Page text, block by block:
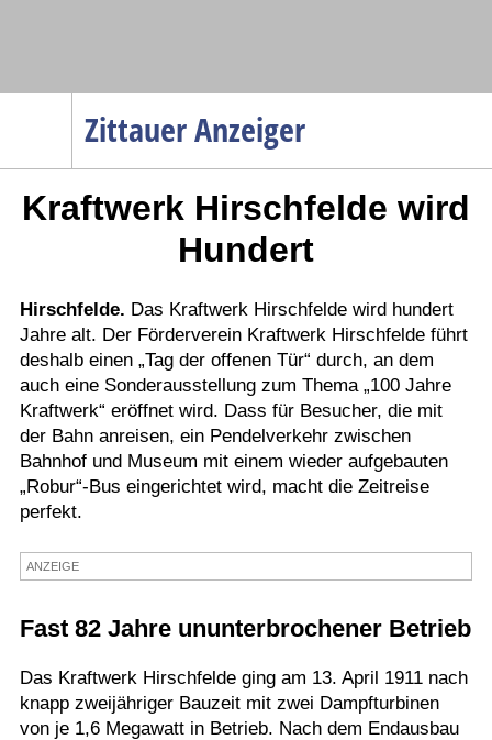
Zittauer Anzeiger
Menüpunkte
Politik
Wirtschaft
Service
Verkehr
Gesundheit
Kultur
Sport
Kostenlos
Kraftwerk Hirschfelde wird
Hundert
Hirschfelde. Das Kraftwerk Hirschfelde wird hundert
Jahre alt. Der Förderverein Kraftwerk Hirschfelde führt
deshalb einen „Tag der offenen Tür“ durch, an dem
auch eine Sonderausstellung zum Thema „100 Jahre
Kraftwerk“ eröffnet wird. Dass für Besucher, die mit
der Bahn anreisen, ein Pendelverkehr zwischen
Bahnhof und Museum mit einem wieder aufgebauten
„Robur“-Bus eingerichtet wird, macht die Zeitreise
perfekt.
ANZEIGE
Fast 82 Jahre ununterbrochener Betrieb
Das Kraftwerk Hirschfelde ging am 13. April 1911 nach
knapp zweijähriger Bauzeit mit zwei Dampfturbinen
von je 1,6 Megawatt in Betrieb. Nach dem Endausbau